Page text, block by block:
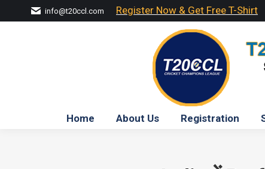
info@t20ccl.com Register Now & Get Free T-Shirt
Home About Us Registration